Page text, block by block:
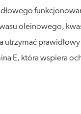
oleinowego,
E, która wspiera